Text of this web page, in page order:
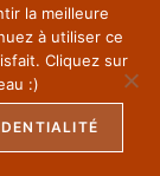
la meilleure
à utiliser ce
Cliquez sur
:)